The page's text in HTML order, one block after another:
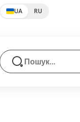
UA RU
Пошук товарів